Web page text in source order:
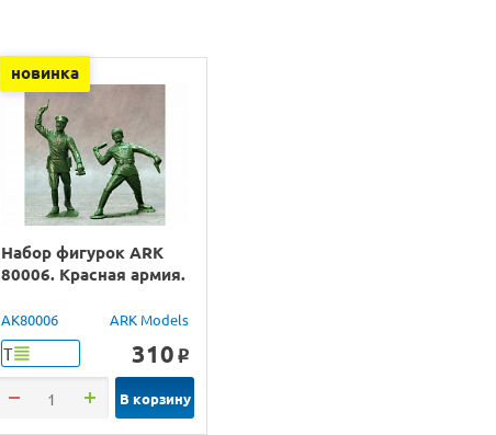
новинка
Набор фигурок ARK
80006. Красная армия.
AK80006 ARK Models
Т 310 o
В корзину